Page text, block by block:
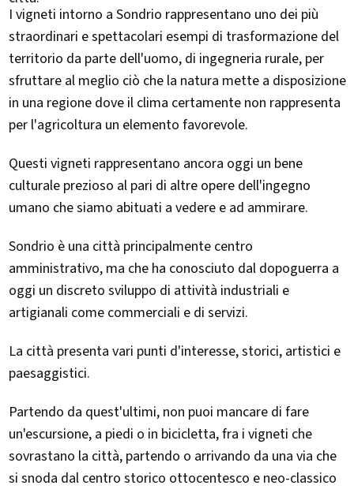
I vigneti intorno a Sondrio rappresentano uno dei più
straordinari e spettacolari esempi di trasformazione del
territorio da parte dell'uomo, di ingegneria rurale, per
sfruttare al meglio ciò che la natura mette a disposizione
in una regione dove il clima certamente non rappresenta
per l'agricoltura un elemento favorevole.
Questi vigneti rappresentano ancora oggi un bene
culturale prezioso al pari di altre opere dell'ingegno
umano che siamo abituati a vedere e ad ammirare.
Sondrio è una città principalmente centro
amministrativo, ma che ha conosciuto dal dopoguerra a
oggi un discreto sviluppo di attività industriali e
artigianali come commerciali e di servizi.
La città presenta vari punti d'interesse, storici, artistici e
paesaggistici.
Partendo da quest'ultimi, non puoi mancare di fare
un'escursione, a piedi o in bicicletta, fra i vigneti che
sovrastano la città, partendo o arrivando da una via che
si snoda dal centro storico ottocentesco e neo-classico